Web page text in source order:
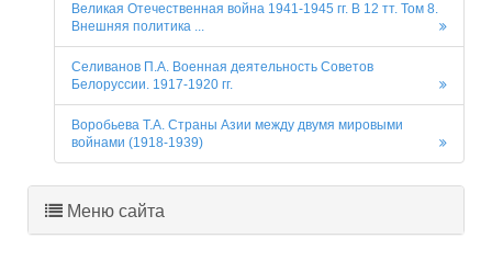
Великая Отечественная война 1941-1945 гг. В 12 тт. Том 8.
Внешняя политика ...
Селиванов П.А. Военная деятельность Советов
Белоруссии. 1917-1920 гг.
Воробьева Т.А. Страны Азии между двумя мировыми
войнами (1918-1939)
Меню сайта